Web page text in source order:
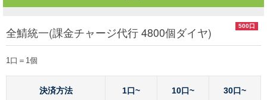
500口
全鯖統一(課金チャージ代行 4800個ダイヤ)
1口＝1個
決済方法 1口~ 10口~ 30口~